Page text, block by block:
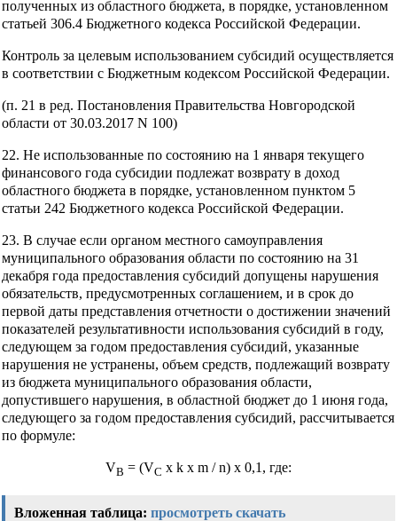
полученных из областного бюджета, в порядке, установленном
статьей 306.4 Бюджетного кодекса Российской Федерации.
Контроль за целевым использованием субсидий осуществляется
в соответствии с Бюджетным кодексом Российской Федерации.
(п. 21 в ред. Постановления Правительства Новгородской
области от 30.03.2017 N 100)
22. Не использованные по состоянию на 1 января текущего
финансового года субсидии подлежат возврату в доход
областного бюджета в порядке, установленном пунктом 5
статьи 242 Бюджетного кодекса Российской Федерации.
23. В случае если органом местного самоуправления
муниципального образования области по состоянию на 31
декабря года предоставления субсидий допущены нарушения
обязательств, предусмотренных соглашением, и в срок до
первой даты представления отчетности о достижении значений
показателей результативности использования субсидий в году,
следующем за годом предоставления субсидий, указанные
нарушения не устранены, объем средств, подлежащий возврату
из бюджета муниципального образования области,
допустившего нарушения, в областной бюджет до 1 июня года,
следующего за годом предоставления субсидий, рассчитывается
по формуле:
VB = (VC x k x m / n) x 0,1, где:
Вложенная таблица: просмотреть скачать